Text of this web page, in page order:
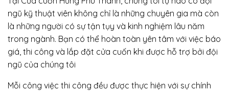
ngũ kỹ thuật viên không chỉ là những chuyên gia mà còn
là những người có sự tận tụy và kinh nghiệm lâu năm
trong ngành. Bạn có thể hoàn toàn yên tâm với việc báo
giá, thi công và lắp đặt cửa cuốn khi được hỗ trợ bởi đội
ngũ của chúng tôi
Mỗi công việc thi công đều được thực hiện với sự chính